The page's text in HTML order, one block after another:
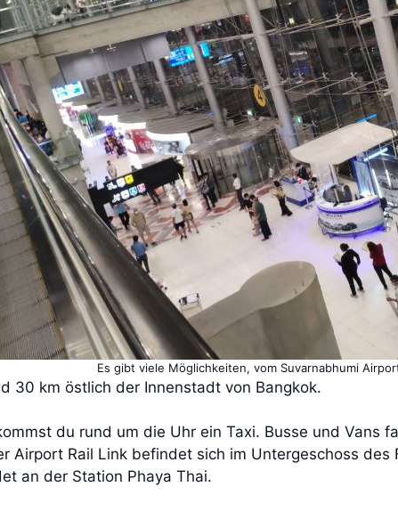
Es gibt viele Möglichkeiten, vom Suvarnabhumi
30 km östlich der Innenstadt von Bangkok.
du rund um die Uhr ein Taxi. Busse und Vans
Airport Rail Link befindet sich im Untergeschoss
an der Station Phaya Thai.